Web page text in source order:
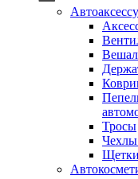
Тросы
Чехлы